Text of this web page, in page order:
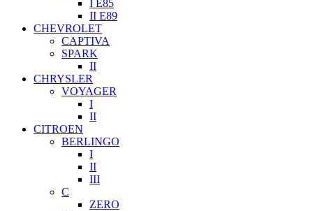
I E85
II E89
CHEVROLET
CAPTIVA
SPARK
II
CHRYSLER
VOYAGER
I
II
CITROEN
BERLINGO
I
II
III
C
ZERO